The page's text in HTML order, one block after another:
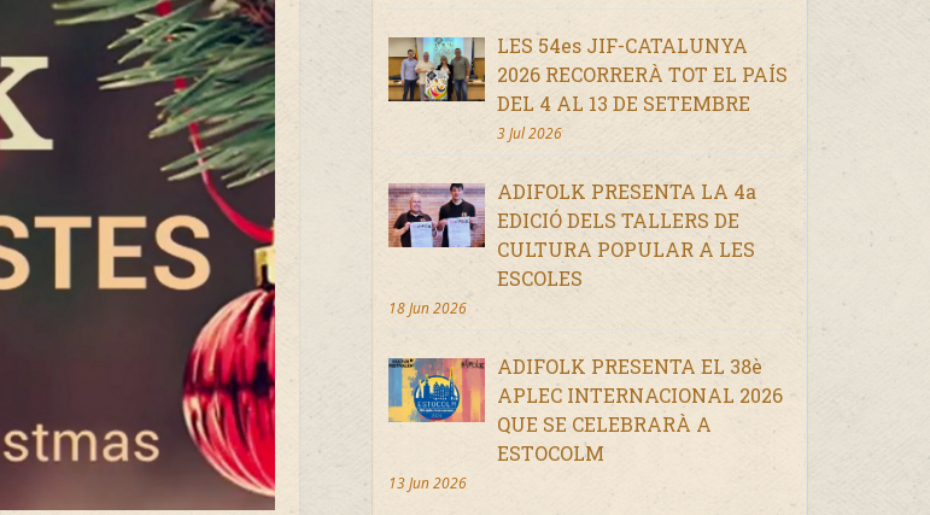
LES 54es JIF-CATALUNYA
2026 RECORRERÀ TOT EL PAÍS
DEL 4 AL 13 DE SETEMBRE
3 Jul 2026
ADIFOLK PRESENTA LA 4a
EDICIÓ DELS TALLERS DE
CULTURA POPULAR A LES
ESCOLES
18 Jun 2026
ADIFOLK PRESENTA EL 38è
APLEC INTERNACIONAL 2026
QUE SE CELEBRARÀ A
ESTOCOLM
13 Jun 2026